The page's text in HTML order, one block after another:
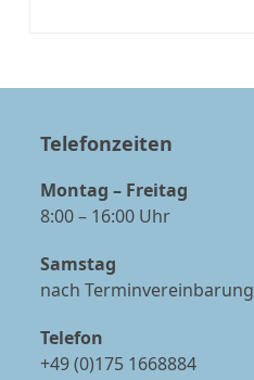
Telefonzeiten
Montag – Freitag
8:00 – 16:00 Uhr
Samstag
nach Terminvereinbarung
Telefon
+49 (0)175 1668884